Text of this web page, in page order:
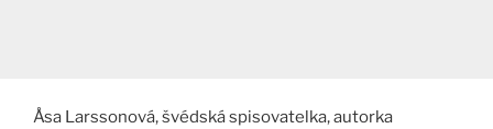
Åsa Larssonová, švédská spisovatelka, autorka